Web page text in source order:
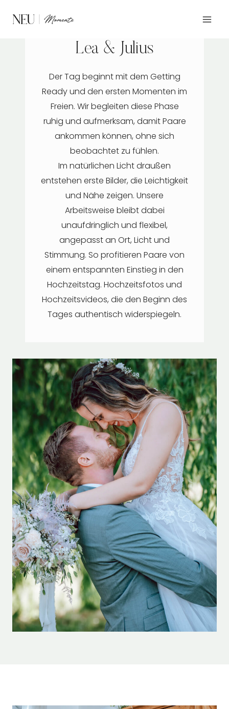
Inhalt
Lea & Julius
Der Tag beginnt mit dem Getting
Ready und den ersten Momenten im
Freien. Wir begleiten diese Phase
ruhig und aufmerksam, damit Paare
ankommen können, ohne sich
beobachtet zu fühlen.
Im natürlichen Licht draußen
entstehen erste Bilder, die Leichtigkeit
und Nähe zeigen. Unsere
Arbeitsweise bleibt dabei
unaufdringlich und flexibel,
angepasst an Ort, Licht und
Stimmung. So profitieren Paare von
einem entspannten Einstieg in den
Hochzeitstag. Hochzeitsfotos und
Hochzeitsvideos, die den Beginn des
Tages authentisch widerspiegeln.